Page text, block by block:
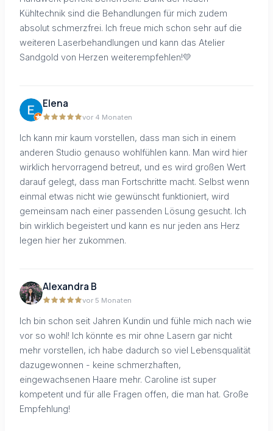
Kühltechnik sind die Behandlungen für mich zudem
absolut schmerzfrei. Ich freue mich schon sehr auf die
weiteren Laserbehandlungen und kann das Atelier
Sandgold von Herzen weiterempfehlen!💛
Elena
vor 4 Monaten
Ich kann mir kaum vorstellen, dass man sich in einem
anderen Studio genauso wohlfühlen kann. Man wird hier
wirklich hervorragend betreut, und es wird großen Wert
darauf gelegt, dass man Fortschritte macht. Selbst wenn
einmal etwas nicht wie gewünscht funktioniert, wird
gemeinsam nach einer passenden Lösung gesucht. Ich
bin wirklich begeistert und kann es nur jeden ans Herz
legen hier her zukommen.
Alexandra B
vor 5 Monaten
Ich bin schon seit Jahren Kundin und fühle mich nach wie
vor so wohl! Ich könnte es mir ohne Lasern gar nicht
mehr vorstellen, ich habe dadurch so viel Lebensqualität
dazugewonnen - keine schmerzhaften,
eingewachsenen Haare mehr. Caroline ist super
kompetent und für alle Fragen offen, die man hat. Große
Empfehlung!